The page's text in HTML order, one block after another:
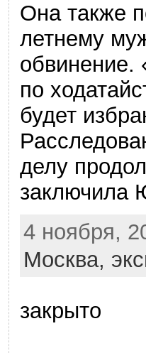
Она также
летнему
обвинение.
по
будет
делу
заключила
4 ноября,
Москва,
закрыто